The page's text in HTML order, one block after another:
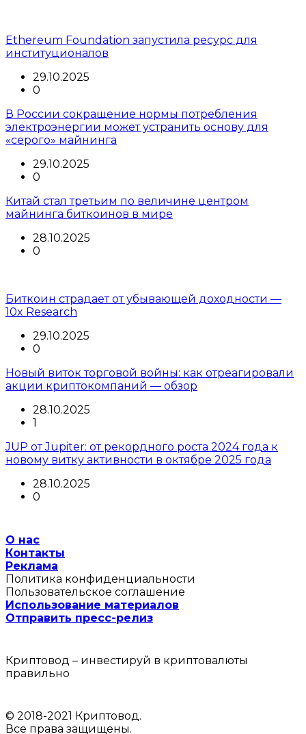
Ethereum Foundation запустила ресурс для
институционалов
29.10.2025
0
В России сокращение нормы потребления
электроэнергии может устранить основу для
«серого» майнинга
29.10.2025
0
Китай стал третьим по величине центром
майнинга биткоинов в мире
28.10.2025
0
Биткоин страдает от убывающей доходности —
10x Research
29.10.2025
0
Новый виток торговой войны: как отреагировали
акции криптокомпаний — обзор
28.10.2025
1
JUP от Jupiter: от рекордного роста 2024 года к
новому витку активности в октябре 2025 года
28.10.2025
0
О нас
Контакты
Реклама
Политика конфиденциальности
Пользовательское соглашение
Использование материалов
Отправить пресс-релиз
Криптовод – инвестируй в криптовалюты
правильно
© 2018-2021 Криптовод.
Все права защищены.